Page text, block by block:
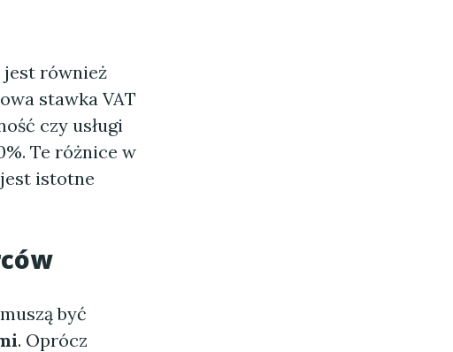
jest również
stawka VAT
czy usługi
Te różnice w
istotne
być
. Oprócz